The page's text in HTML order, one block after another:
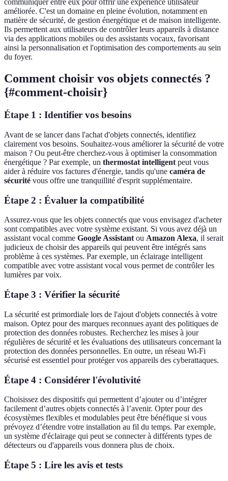
communiquer entre eux pour offrir une expérience utilisateur
améliorée. C'est un domaine en pleine évolution, notamment en
matière de sécurité, de gestion énergétique et de maison intelligente.
Ils permettent aux utilisateurs de contrôler leurs appareils à distance
via des applications mobiles ou des assistants vocaux, favorisant
ainsi la personnalisation et l'optimisation des comportements au sein
du foyer.
Comment choisir vos objets connectés ?
{#comment-choisir}
Étape 1 : Identifier vos besoins
Avant de se lancer dans l'achat d'objets connectés, identifiez
clairement vos besoins. Souhaitez-vous améliorer la sécurité de votre
maison ? Ou peut-être cherchez-vous à optimiser la consommation
énergétique ? Par exemple, un thermostat intelligent peut vous
aider à réduire vos factures d'énergie, tandis qu'une caméra de
sécurité vous offre une tranquillité d'esprit supplémentaire.
Étape 2 : Évaluer la compatibilité
Assurez-vous que les objets connectés que vous envisagez d'acheter
sont compatibles avec votre système existant. Si vous avez déjà un
assistant vocal comme Google Assistant ou Amazon Alexa, il serait
judicieux de choisir des appareils qui peuvent être intégrés sans
problème à ces systèmes. Par exemple, un éclairage intelligent
compatible avec votre assistant vocal vous permet de contrôler les
lumières par voix.
Étape 3 : Vérifier la sécurité
La sécurité est primordiale lors de l'ajout d'objets connectés à votre
maison. Optez pour des marques reconnues ayant des politiques de
protection des données robustes. Recherchez les mises à jour
régulières de sécurité et les évaluations des utilisateurs concernant la
protection des données personnelles. En outre, un réseau Wi-Fi
sécurisé est essentiel pour protéger vos appareils des cyberattaques.
Étape 4 : Considérer l'évolutivité
Choisissez des dispositifs qui permettent d’ajouter ou d’intégrer
facilement d’autres objets connectés à l’avenir. Opter pour des
écosystèmes flexibles et modulables peut être bénéfique si vous
prévoyez d’étendre votre installation au fil du temps. Par exemple,
un système d'éclairage qui peut se connecter à différents types de
détecteurs ou d'appareils vous donnera plus de choix.
Étape 5 : Lire les avis et tests